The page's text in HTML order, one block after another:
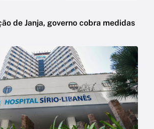
de Janja, governo cobra medidas